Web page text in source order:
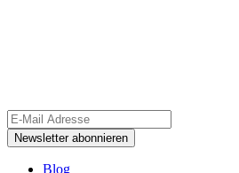
Blog